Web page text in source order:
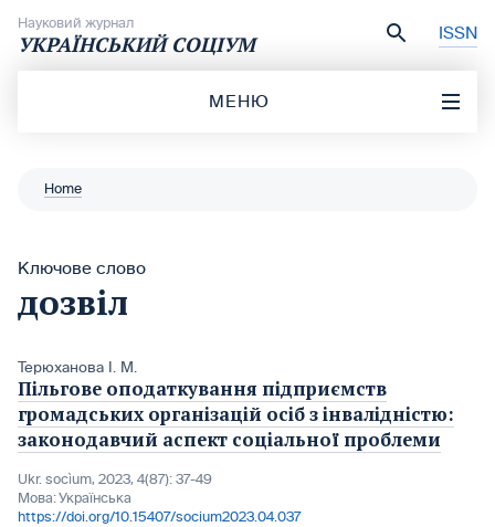
Науковий журнал
УКРАЇНСЬКИЙ СОЦІУМ ISSN
МЕНЮ
Home
Ключове слово
дозвіл
Терюханова І. М.
Пільгове оподаткування підприємств
громадських організацій осіб з інвалідністю:
законодавчий аспект соціальної проблеми
Ukr. socìum, 2023, 4(87): 37-49
Мова:Українська
https://doi.org/10.15407/socium2023.04.037